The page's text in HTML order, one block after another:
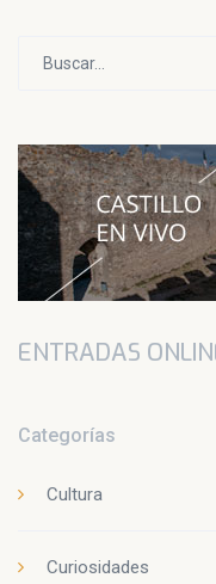
ENTRADAS
Categorías
Cultura
Curiosidades